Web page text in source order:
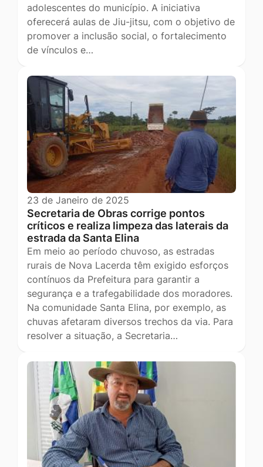
adolescentes do município. A iniciativa
oferecerá aulas de Jiu-jitsu, com o objetivo de
promover a inclusão social, o fortalecimento
de vínculos e…
23 de Janeiro de 2025
Secretaria de Obras corrige pontos
críticos e realiza limpeza das laterais da
estrada da Santa Elina
Em meio ao período chuvoso, as estradas
rurais de Nova Lacerda têm exigido esforços
contínuos da Prefeitura para garantir a
segurança e a trafegabilidade dos moradores.
Na comunidade Santa Elina, por exemplo, as
chuvas afetaram diversos trechos da via. Para
resolver a situação, a Secretaria…